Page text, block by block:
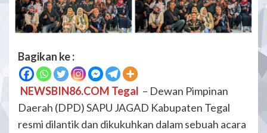
Bagikan ke :
NEWSBIN86.COM Tegal – Dewan Pimpinan
Daerah (DPD) SAPU JAGAD Kabupaten Tegal
resmi dilantik dan dikukuhkan dalam sebuah acara